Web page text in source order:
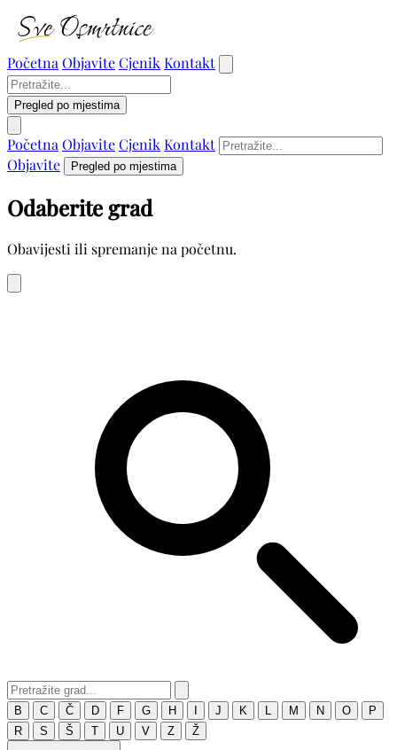
Početna ObjaviteCjenik Kontakt
Pregled po mjestima
Početna ObjaviteCjenik Kontakt
Objavite
Pregled po mjestima
Odaberite grad
Obavijesti ili spremanje na početnu.
B C Č D F G H J K M N O
P
R
S Š T U V Z Ž